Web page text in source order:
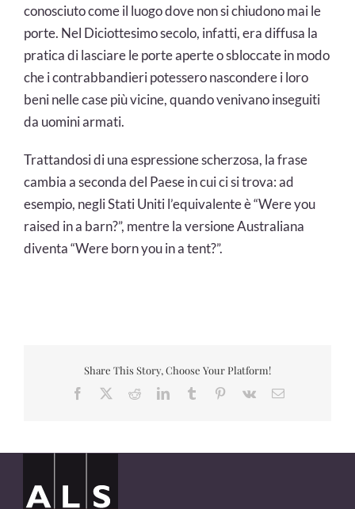
conosciuto come il luogo dove non si chiudono mai le
porte. Nel Diciottesimo secolo, infatti, era diffusa la
pratica di lasciare le porte aperte o sbloccate in modo
che i contrabbandieri potessero nascondere i loro
beni nelle case più vicine, quando venivano inseguiti
da uomini armati.
Trattandosi di una espressione scherzosa, la frase
cambia a seconda del Paese in cui ci si trova: ad
esempio, negli Stati Uniti l’equivalente è “Were you
raised in a barn?”, mentre la versione Australiana
diventa “Were born you in a tent?”.
Share This Story, Choose Your Platform!
Facebook RedditLinkedInTumblr Pinterest
Vk Email